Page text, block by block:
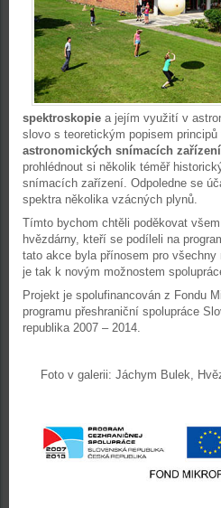
spektroskopie a jejím využití v
slovo s teoretickým popisem principů
astronomických snímacích zařízení
prohlédnout si několik téměř
snímacích zařízení. Odpoledne se
spektra několika vzácných plynů.
Tímto bychom chtěli poděkovat
hvězdárny, kteří se podíleli na
tato akce byla přínosem pro
je tak k novým možnostem
Projekt je spolufinancován z Fondu
programu přeshraniční spolupráce
republika 2007 – 2014.
Foto v galerii: Jáchym Bulek,